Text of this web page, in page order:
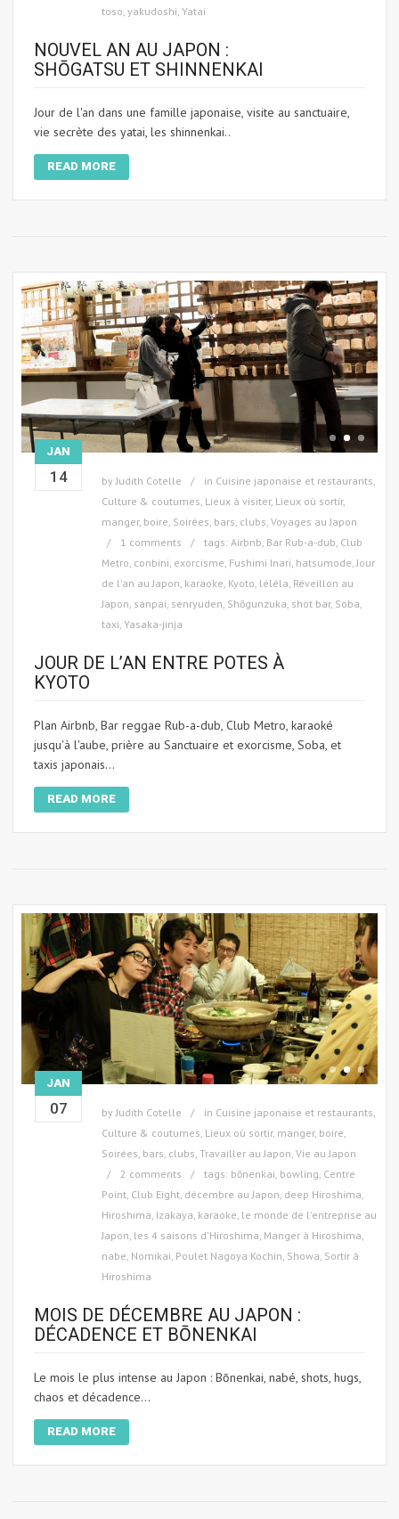
toso, yakudoshi, Yatai
NOUVEL AN AU JAPON :
SHŌGATSU ET SHINNENKAI
Jour de l'an dans une famille japonaise, visite au sanctuaire,
vie secrète des yatai, les shinnenkai..
READ MORE
JAN
14 by Judith Cotelle in Cuisine japonaise et restaurants
Culture & coutumes Lieux à visiter, Lieux où sortir,
manger, boire Soirées, bars, clubs Voyages au Japon
1 comments
tags: Airbnb Bar Rub-a-dub Club
Metro conbini exorcisme Fushimi Inari hatsumode Jour
de l'an au Japon karaoke Kyoto léléla Réveillon au
Japon sanpai senryuden Shōgunzuka shot bar, Soba
taxi Yasaka-jinja
JOUR DE L’AN ENTRE POTES À
KYOTO
Plan Airbnb, Bar reggae Rub-a-dub, Club Metro, karaoké
jusqu'à l'aube, prière au Sanctuaire et exorcisme, Soba, et
taxis japonais...
READ MORE
JAN
07 byJudith Cotelle in Cuisine japonaise et restaurants,
Culture & coutumes, Lieux où sortir, manger, boire,
Soirées, bars, clubs, Travailler au Japon, Vie au Japon
2 comments
tags: bōnenkai, bowling, Centre
Point, Club Eight, décembre au Japon, deep Hiroshima,
Hiroshima, Izakaya, karaoke, le monde de l'entreprise au
Japon, les 4 saisons d'Hiroshima, Manger à Hiroshima,
nabe, Nomikai, Poulet Nagoya Kochin, Showa, Sortir à
Hiroshima
MOIS DE DÉCEMBRE AU JAPON :
DÉCADENCE ET BŌNENKAI
Le mois le plus intense au Japon : Bōnenkai, nabé, shots, hugs,
chaos et décadence...
READ MORE